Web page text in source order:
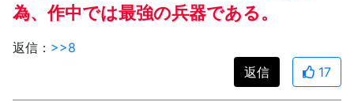
為、作中では最強の兵器である。
返信： >>8
返信
17